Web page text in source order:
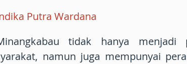
Putra Wardana
tidak hanya menjadi
namun juga mempunyai